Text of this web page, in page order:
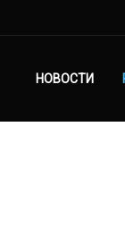
НОВОСТИ